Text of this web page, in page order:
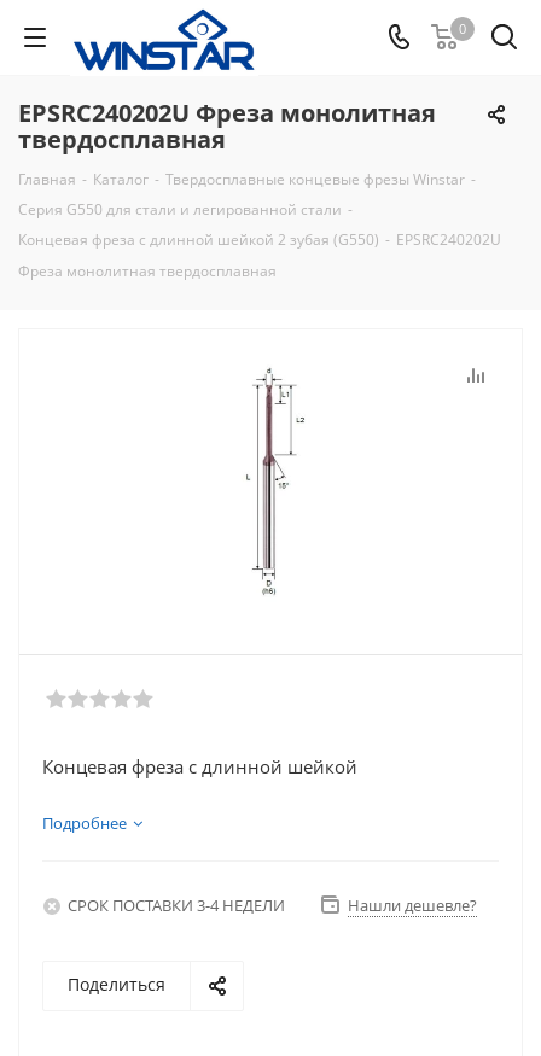
0
EPSRC240202U Фреза монолитная
твердосплавная
Главная - Каталог - Твердосплавные концевые фрезы Winstar -
Серия G550 для стали и легированной стали -
Концевая фреза с длинной шейкой 2 зубая (G550) - EPSRC240202U
Фреза монолитная твердосплавная
Концевая фреза с длинной шейкой
Подробнее
СРОК ПОСТАВКИ 3-4 НЕДЕЛИ Нашли дешевле?
Поделиться